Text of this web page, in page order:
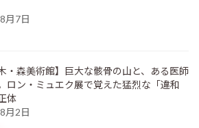
月7日
・森美術館】巨大な骸骨の山と、ある医師
ロン・ミュエク展で覚えた猛烈な「違和
体
月2日